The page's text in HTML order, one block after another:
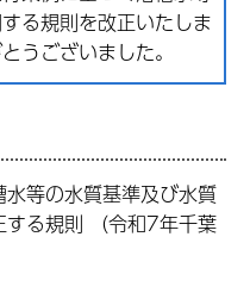
る規則を改正いたしま
うございました。
等の水質基準及び水質
る規則 （令和7年千葉